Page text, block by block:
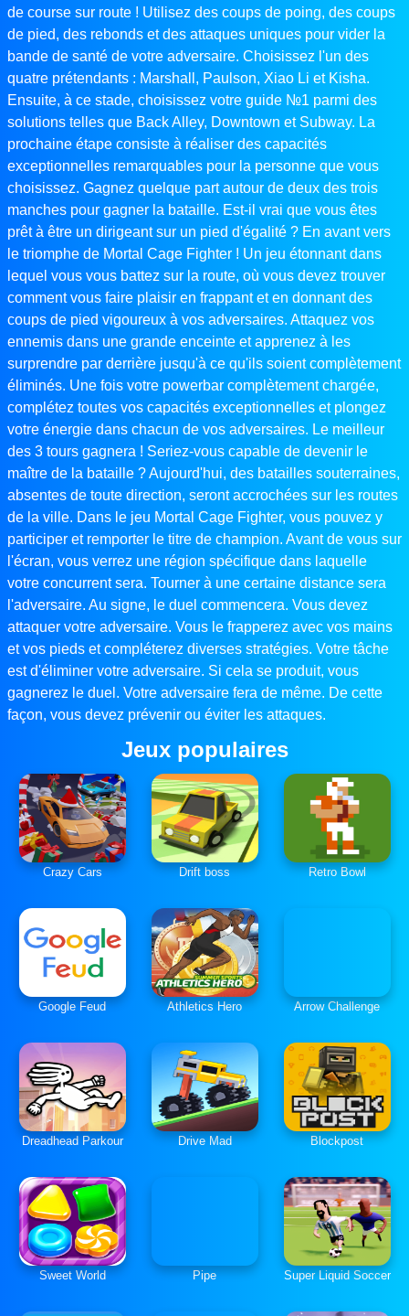
de course sur route ! Utilisez des coups de poing, des coups
de pied, des rebonds et des attaques uniques pour vider la
bande de santé de votre adversaire. Choisissez l'un des
quatre prétendants : Marshall, Paulson, Xiao Li et Kisha.
Ensuite, à ce stade, choisissez votre guide №1 parmi des
solutions telles que Back Alley, Downtown et Subway. La
prochaine étape consiste à réaliser des capacités
exceptionnelles remarquables pour la personne que vous
choisissez. Gagnez quelque part autour de deux des trois
manches pour gagner la bataille. Est-il vrai que vous êtes
prêt à être un dirigeant sur un pied d'égalité ? En avant vers
le triomphe de Mortal Cage Fighter ! Un jeu étonnant dans
lequel vous vous battez sur la route, où vous devez trouver
comment vous faire plaisir en frappant et en donnant des
coups de pied vigoureux à vos adversaires. Attaquez vos
ennemis dans une grande enceinte et apprenez à les
surprendre par derrière jusqu'à ce qu'ils soient complètement
éliminés. Une fois votre powerbar complètement chargée,
complétez toutes vos capacités exceptionnelles et plongez
votre énergie dans chacun de vos adversaires. Le meilleur
des 3 tours gagnera ! Seriez-vous capable de devenir le
maître de la bataille ? Aujourd'hui, des batailles souterraines,
absentes de toute direction, seront accrochées sur les routes
de la ville. Dans le jeu Mortal Cage Fighter, vous pouvez y
participer et remporter le titre de champion. Avant de vous sur
l'écran, vous verrez une région spécifique dans laquelle
votre concurrent sera. Tourner à une certaine distance sera
l'adversaire. Au signe, le duel commencera. Vous devez
attaquer votre adversaire. Vous le frapperez avec vos mains
et vos pieds et compléterez diverses stratégies. Votre tâche
est d'éliminer votre adversaire. Si cela se produit, vous
gagnerez le duel. Votre adversaire fera de même. De cette
façon, vous devez prévenir ou éviter les attaques.
Jeux populaires
Crazy Cars Drift boss Retro Bowl
Google Feud Athletics Hero Arrow Challenge
Dreadhead Parkour Drive Mad Blockpost
Sweet World Pipe Super Liquid Soccer